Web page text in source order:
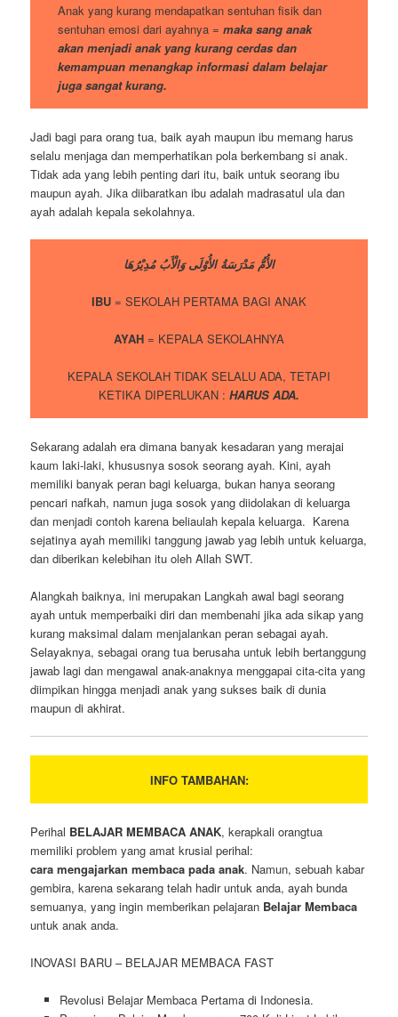
Anak yang kurang mendapatkan sentuhan fisik dan
sentuhan emosi dari ayahnya = maka sang anak
akan menjadi anak yang kurang cerdas dan
kemampuan menangkap informasi dalam belajar
juga sangat kurang.
Jadi bagi para orang tua, baik ayah maupun ibu memang harus
selalu menjaga dan memperhatikan pola berkembang si anak.
Tidak ada yang lebih penting dari itu, baik untuk seorang ibu
maupun ayah. Jika diibaratkan ibu adalah madrasatul ula dan
ayah adalah kepala sekolahnya.
الأُمُّ مَدْرَسَةُ الأُوْلَى وَالْأَبُ مُدِيْرُهَا
IBU = SEKOLAH PERTAMA BAGI ANAK
AYAH = KEPALA SEKOLAHNYA
KEPALA SEKOLAH TIDAK SELALU ADA, TETAPI
KETIKA DIPERLUKAN : HARUS ADA.
Sekarang adalah era dimana banyak kesadaran yang merajai
kaum laki-laki, khususnya sosok seorang ayah. Kini, ayah
memiliki banyak peran bagi keluarga, bukan hanya seorang
pencari nafkah, namun juga sosok yang diidolakan di keluarga
dan menjadi contoh karena beliaulah kepala keluarga. Karena
sejatinya ayah memiliki tanggung jawab yag lebih untuk keluarga,
dan diberikan kelebihan itu oleh Allah SWT.
Alangkah baiknya, ini merupakan Langkah awal bagi seorang
ayah untuk memperbaiki diri dan membenahi jika ada sikap yang
kurang maksimal dalam menjalankan peran sebagai ayah.
Selayaknya, sebagai orang tua berusaha untuk lebih bertanggung
jawab lagi dan mengawal anak-anaknya menggapai cita-cita yang
diimpikan hingga menjadi anak yang sukses baik di dunia
maupun di akhirat.
INFO TAMBAHAN:
Perihal BELAJAR MEMBACA ANAK, kerapkali orangtua
memiliki problem yang amat krusial perihal:
cara mengajarkan membaca pada anak. Namun, sebuah kabar
gembira, karena sekarang telah hadir untuk anda, ayah bunda
semuanya, yang ingin memberikan pelajaran Belajar Membaca
untuk anak anda.
INOVASI BARU – BELAJAR MEMBACA FAST
Revolusi Belajar Membaca Pertama di Indonesia.